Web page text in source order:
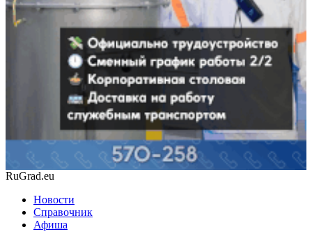
RuGrad.eu
Новости
Справочник
Афиша